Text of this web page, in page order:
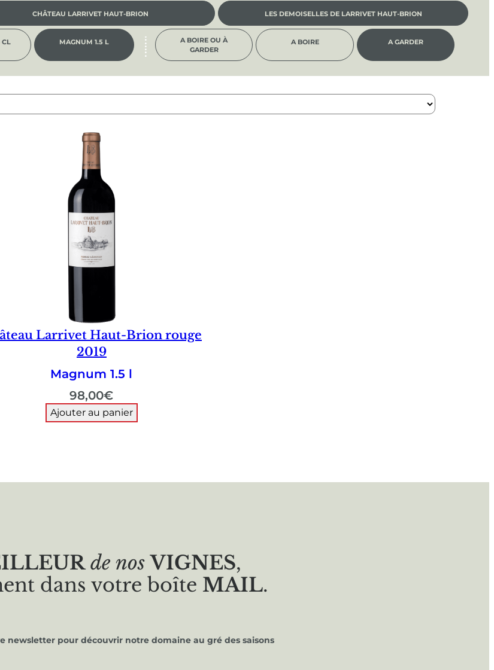
CHÂTEAU LARRIVET HAUT-BRION LES DEMOISELLES DE LARRIVET HAUT-BRION
CL MAGNUM 1.5 L
A BOIRE OU À
GARDER
A BOIRE A GARDER
Larrivet Haut-Brion rouge
2019
Magnum 1.5 l
98,00€
Ajouter au panier
de nos VIGNES,
dans votre boîte MAIL.
newsletter pour découvrir notre domaine au gré des saisons